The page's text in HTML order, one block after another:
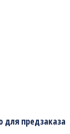
для предзаказа